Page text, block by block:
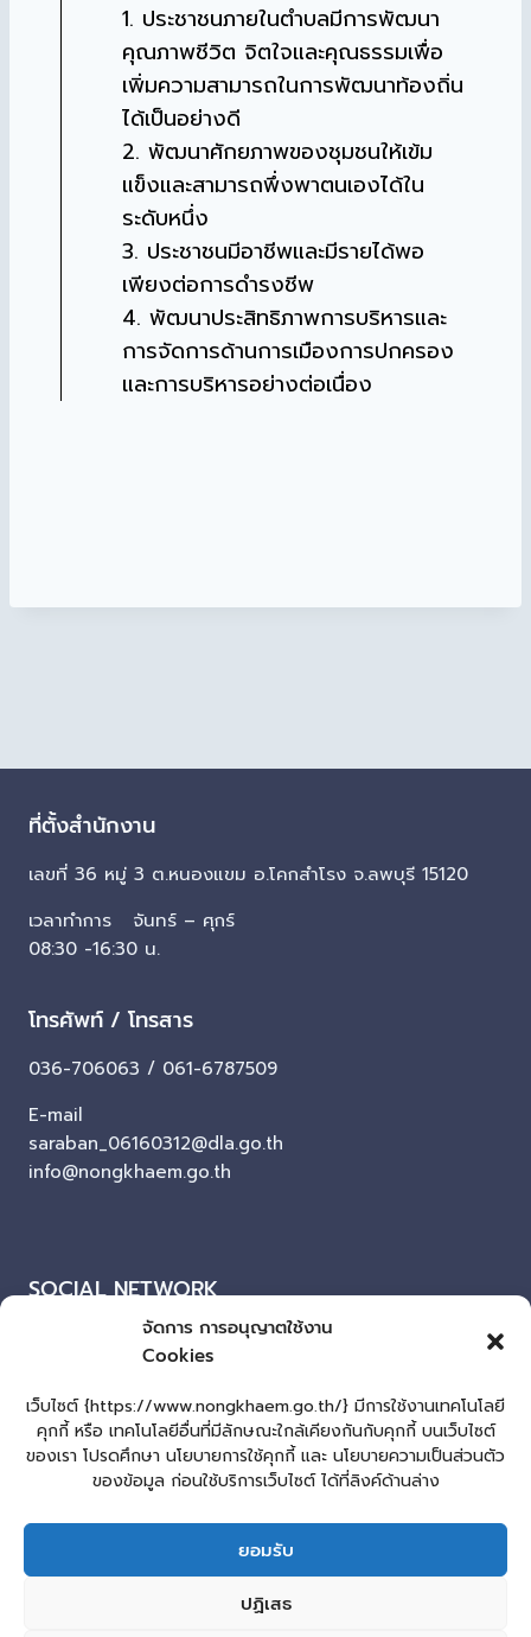
จัดการ การอนุญาตใช้งาน
Cookies
เว็บไซต์ {https://www.nongkhaem.go.th/} มีการใช้งานเทคโนโลยี
คุกกี้ หรือ เทคโนโลยีอื่นที่มีลักษณะใกล้เคียงกันกับคุกกี้ บนเว็บไซต์
ของเรา โปรดศึกษา นโยบายการใช้คุกกี้ และ นโยบายความเป็นส่วนตัว
ของข้อมูล ก่อนใช้บริการเว็บไซต์ ได้ที่ลิงค์ด้านล่าง
ยอมรับ
ปฏิเสธ
1. ประชาชนภายในตำบลมีการพัฒนา
คุณภาพชีวิต จิตใจและคุณธรรมเพื่อ
เพิ่มความสามารถในการพัฒนาท้องถิ่น
ได้เป็นอย่างดี
2. พัฒนาศักยภาพของชุมชนให้เข้ม
แข็งและสามารถพึ่งพาตนเองได้ใน
ระดับหนึ่ง
3. ประชาชนมีอาชีพและมีรายได้พอ
เพียงต่อการดำรงชีพ
4. พัฒนาประสิทธิภาพการบริหารและ
การจัดการด้านการเมืองการปกครอง
และการบริหารอย่างต่อเนื่อง
ที่ตั้งสำนักงาน
เลขที่ 36 หมู่ 3 ต.หนองแขม อ.โคกสำโรง จ.ลพบุรี 15120
เวลาทำการ จันทร์ – ศุกร์
08:30 -16:30 น.
โทรศัพท์ / โทรสาร
036-706063 / 061-6787509
E-mail
saraban_06160312@dla.go.th
info@nongkhaem.go.th
SOCIAL NETWORK
Facebook
ผู้เยี่ยมชมเว็บไซต์
ผู้เยี่ยมชม : 107
แผนผังเว็บไซต์
Login
lopburiwebdesign.com